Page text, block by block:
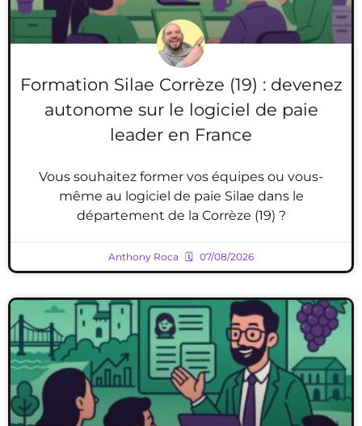
Formation Silae Corrèze (19) : devenez
autonome sur le logiciel de paie
leader en France
Vous souhaitez former vos équipes ou vous-
même au logiciel de paie Silae dans le
département de la Corrèze (19) ?
Anthony Roca 07/08/2026